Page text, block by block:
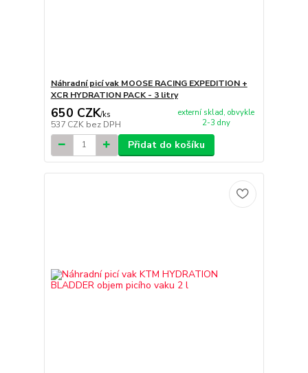
Náhradní picí vak MOOSE RACING EXPEDITION +
XCR HYDRATION PACK - 3 litry
650 CZK/ks
537 CZK bez DPH
externí sklad, obvykle
2-3 dny
Přidat do košíku